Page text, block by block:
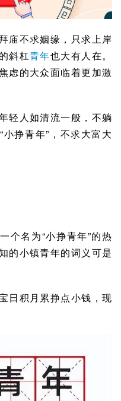
拜庙不求姻缘，只求上岸
斜杠青年也大有人在。
虑的大众面临着更加激
轻人如清流一般，不躺
挣青年”，不求大富大
个名为“小挣青年”的热
的小镇青年的词义可是
日积月累挣点小钱，现